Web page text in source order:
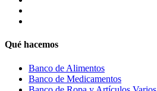
Qué hacemos
Banco de Alimentos
Banco de Medicamentos